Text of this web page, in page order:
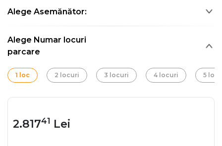
Alege Asemănător:
Alege Numar locuri
parcare
1 loc 2 locuri 3 locuri 4 locuri 5
2.81741 Lei